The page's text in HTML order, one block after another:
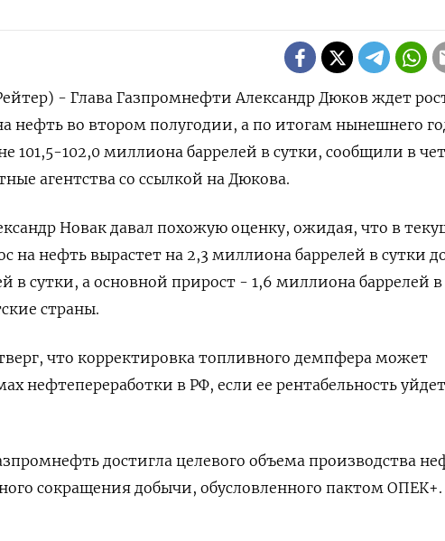
- Глава Газпромнефти Александр Дюков ждет
нефть во втором полугодии, а по итогам нынешнего
101,5-102,0 миллиона баррелей в сутки, сообщили в
агентства со ссылкой на Дюкова.
Новак давал похожую оценку, ожидая, что в
на нефть вырастет на 2,3 миллиона баррелей в сутки
в сутки, а основной прирост - 1,6 миллиона баррелей
страны.
что корректировка топливного демпфера может
нефтепереработки в РФ, если ее рентабельность
достигла целевого объема производства
сокращения добычи, обусловленного пактом